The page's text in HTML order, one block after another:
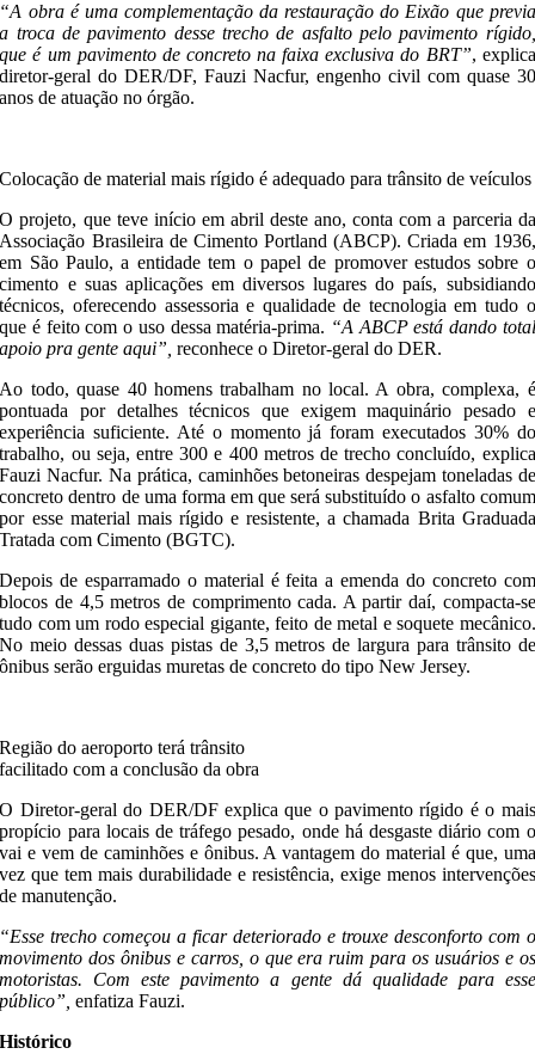
“A obra é uma complementação da restauração do Eixão que previa
a troca de pavimento desse trecho de asfalto pelo pavimento rígido,
que é um pavimento de concreto na faixa exclusiva do BRT”, explica
diretor-geral do DER/DF, Fauzi Nacfur, engenho civil com quase 30
anos de atuação no órgão.
Colocação de material mais rígido é adequado para trânsito de veículos
O projeto, que teve início em abril deste ano, conta com a parceria da
Associação Brasileira de Cimento Portland (ABCP). Criada em 1936,
em São Paulo, a entidade tem o papel de promover estudos sobre o
cimento e suas aplicações em diversos lugares do país, subsidiando
técnicos, oferecendo assessoria e qualidade de tecnologia em tudo o
que é feito com o uso dessa matéria-prima. “A ABCP está dando total
apoio pra gente aqui”, reconhece o Diretor-geral do DER.
Ao todo, quase 40 homens trabalham no local. A obra, complexa, é
pontuada por detalhes técnicos que exigem maquinário pesado e
experiência suficiente. Até o momento já foram executados 30% do
trabalho, ou seja, entre 300 e 400 metros de trecho concluído, explica
Fauzi Nacfur. Na prática, caminhões betoneiras despejam toneladas de
concreto dentro de uma forma em que será substituído o asfalto comum
por esse material mais rígido e resistente, a chamada Brita Graduada
Tratada com Cimento (BGTC).
Depois de esparramado o material é feita a emenda do concreto com
blocos de 4,5 metros de comprimento cada. A partir daí, compacta-se
tudo com um rodo especial gigante, feito de metal e soquete mecânico.
No meio dessas duas pistas de 3,5 metros de largura para trânsito de
ônibus serão erguidas muretas de concreto do tipo New Jersey.
Região do aeroporto terá trânsito
facilitado com a conclusão da obra
O Diretor-geral do DER/DF explica que o pavimento rígido é o mais
propício para locais de tráfego pesado, onde há desgaste diário com o
vai e vem de caminhões e ônibus. A vantagem do material é que, uma
vez que tem mais durabilidade e resistência, exige menos intervenções
de manutenção.
“Esse trecho começou a ficar deteriorado e trouxe desconforto com o
movimento dos ônibus e carros, o que era ruim para os usuários e os
motoristas. Com este pavimento a gente dá qualidade para esse
público”, enfatiza Fauzi.
Histórico